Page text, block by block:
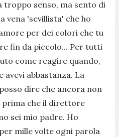
troppo senso, ma sento di
vena 'sevillista' che ho
per dei colori che tu
fin da piccolo... Per tutti
come reagire quando,
avevi abbastanza. La
dire che ancora non
prima che il direttore
sei mio padre. Ho
mille volte ogni parola